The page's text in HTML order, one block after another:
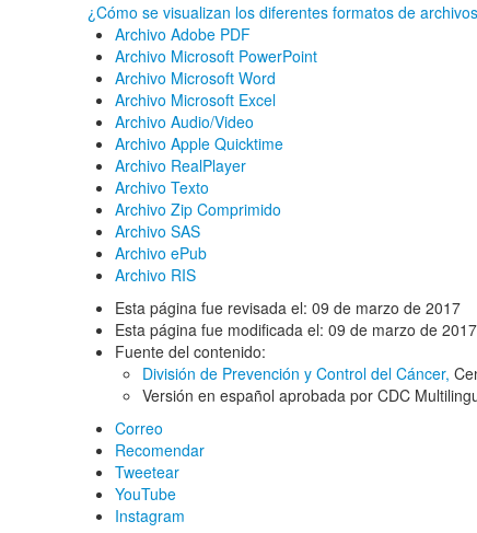
¿Cómo se visualizan los diferentes formatos de
Archivo Adobe PDF
Archivo Microsoft PowerPoint
Archivo Microsoft Word
Archivo Microsoft Excel
Archivo Audio/Video
Archivo Apple Quicktime
Archivo RealPlayer
Archivo Texto
Archivo Zip Comprimido
Archivo SAS
Archivo ePub
Archivo RIS
Esta página fue revisada el: 09 de marzo de 2017
Esta página fue modificada el: 09 de marzo de 2017
Fuente del contenido:
División de Prevención y Control del Cáncer,
Versión en español aprobada por CDC
Correo
Recomendar
Tweetear
YouTube
Instagram